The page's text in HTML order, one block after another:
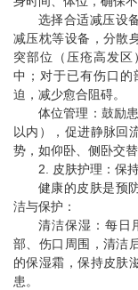
选择合适减压设
减压枕等设备，分散
突部位（压疮高发
中；对于已有伤口的
迫，减少愈合阻碍。
体位管理：鼓励
以内），促进静脉回
势，如仰卧、侧卧交
2. 皮肤护理：保
健康的皮肤是预
洁与保护：
清洁保湿：每日
部、伤口周围，清洁
的保湿霜，保持皮肤
患。